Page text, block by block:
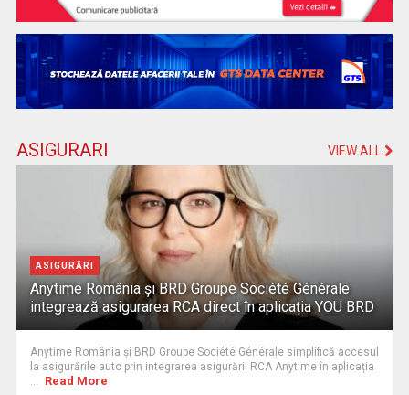
ASIGURARI VIEW ALL
ASIGURĂRI
Anytime România și BRD Groupe Société Générale
integrează asigurarea RCA direct în aplicația YOU BRD
Anytime România și BRD Groupe Société Générale simplifică accesul
la asigurările auto prin integrarea asigurării RCA Anytime în aplicația
...
Read More